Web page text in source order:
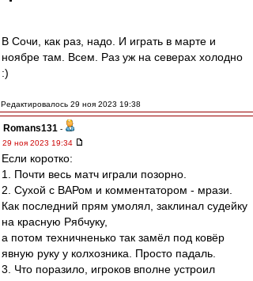
В Сочи, как раз, надо. И играть в марте и
ноябре там. Всем. Раз уж на северах холодно
:)
Редактировалось 29 ноя 2023 19:38
Romans131 -
29 ноя 2023 19:34
Если коротко:
1. Почти весь матч играли позорно.
2. Сухой с ВАРом и комментатором - мрази.
Как последний прям умолял, заклинал судейку
на красную Рябчуку,
а потом техничненько так замёл под ковёр
явную руку у колхозника. Просто падаль.
3. Что поразило, игроков вполне устроил